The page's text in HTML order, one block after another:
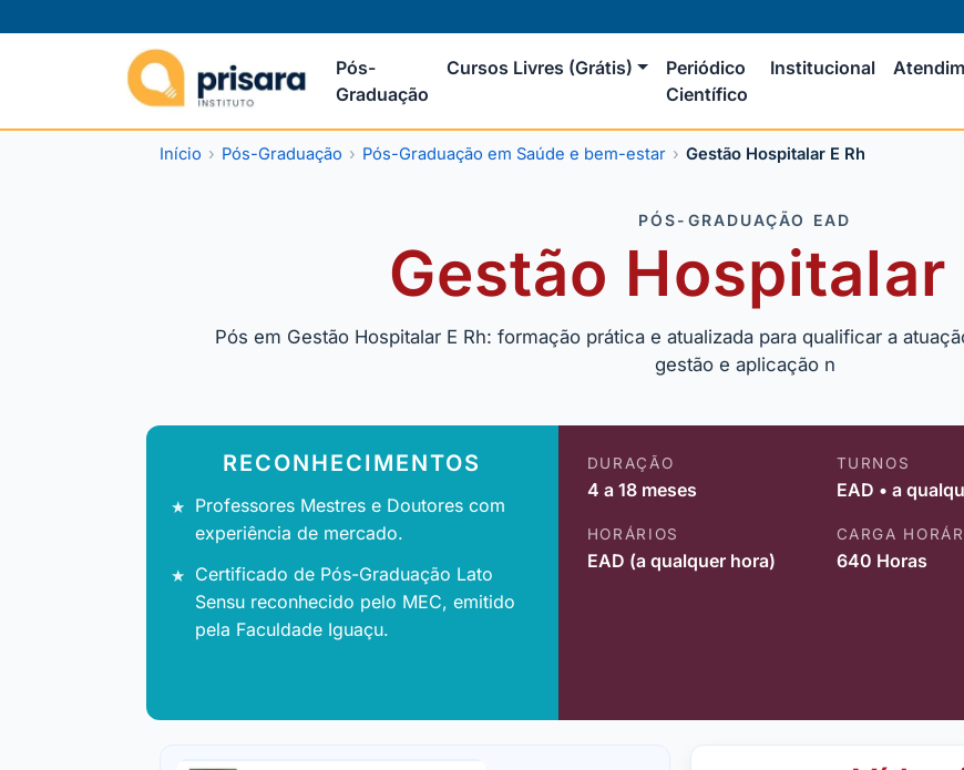
Pós-
Graduação
Cursos Livres (Grátis)
Periódico
Científico
Institucional
Início Pós-Graduação Pós-Graduação em Saúde e bem-estar Gestão Hospitalar E Rh
PÓS-GRADUAÇÃO EAD
Gestão Hospitalar
Pós em Gestão Hospitalar E Rh: formação prática e atualizada para qualificar a
gestão e aplicação n
RECONHECIMENTOS
Professores Mestres e Doutores com
experiência de mercado.
Certificado de Pós-Graduação Lato
Sensu reconhecido pelo MEC, emitido
pela Faculdade Iguaçu.
DURAÇÃO
4 a 18 meses
TURNOS
EAD • a
HORÁRIOS
EAD (a qualquer hora)
CARGA
640 Horas